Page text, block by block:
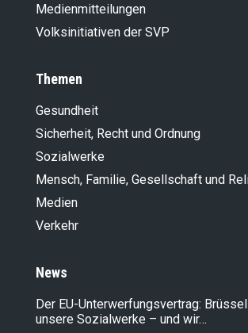
Medienmitteilungen
Volksinitiativen der SVP
Themen
Gesundheit
Sicherheit, Recht und Ordnung
Sozialwerke
Mensch, Familie, Gesellschaft und
Medien
Verkehr
News
Der EU-Unterwerfungsvertrag:
unsere Sozialwerke – und wir…